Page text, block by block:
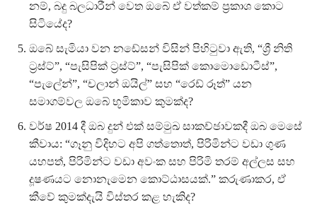
නම්, බදු බලධාරීන් වෙත ඔබේ ඒ වත්කම් ප්‍රකාශ කොට
සිටියේද?
ඔබේ සැමියා වන නඩේසන් විසින් පිහිටුවා ඇති, “ශ්‍රී නිති
ට්‍රස්ට්”, “පැසිපික් ට්‍රස්ට්”, “පැසිපික් කොමොඩොටීස්”,
“පැලේන්”, “චලාන් ඔයිල්” සහ “රෙඩ් රූත්” යන
සමාගම්වල ඔබේ භූමිකාව කුමක්ද?
වර්ෂ 2014 දී ඔබ දුන් එක් සම්මුඛ සාකච්ඡාවකදී ඔබ මෙසේ
කීවාය: “ගෑනු විදිහට අපි ගත්තොත්, පිරිමින්ට වඩා ගුණ
යහපත්, පිරිමින්ට වඩා අවංක සහ පිරිමි තරම් අල්ලස සහ
දූෂණයට නොනැමෙන කොට්ඨාසයක්.” කරුණාකර, ඒ
කීවේ කුමක්දැයි විස්තර කළ හැකිද?